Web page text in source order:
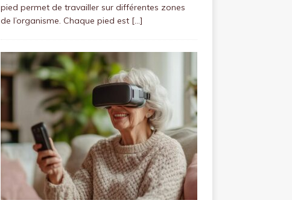
pied permet de travailler sur différentes zones
de l’organisme. Chaque pied est […]